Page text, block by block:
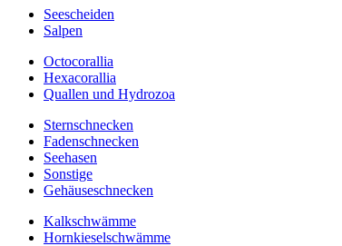
Seescheiden
Salpen
Octocorallia
Hexacorallia
Quallen und Hydrozoa
Sternschnecken
Fadenschnecken
Seehasen
Sonstige
Gehäuseschnecken
Kalkschwämme
Hornkieselschwämme